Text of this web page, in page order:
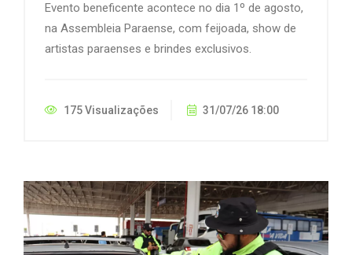
Evento beneficente acontece no dia 1º de agosto,
na Assembleia Paraense, com feijoada, show de
artistas paraenses e brindes exclusivos.
175 Visualizações 31/07/26 18:00